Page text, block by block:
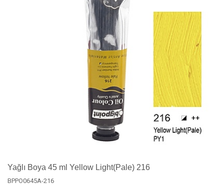
Yağlı Boya 45 ml Yellow Light(Pale) 216
BPPO0645A-216